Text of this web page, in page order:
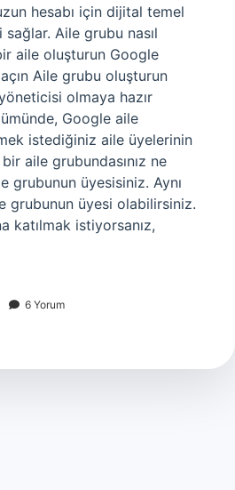
hesabı için dijital temel
Aile grubu nasıl
aile oluşturun Google
Aile grubu oluşturun
yöneticisi olmaya hazır
Google aile
istediğiniz aile üyelerinin
aile grubundasınız ne
grubunun üyesisiniz. Aynı
grubunun üyesi olabilirsiniz.
katılmak istiyorsanız,
6 Yorum